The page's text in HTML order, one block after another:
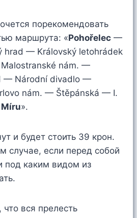
порекомендовать
маршрута: «Pohořelec —
hrad — Královský letohrádek
nám. —
— Národní divadlo —
nám. — Štěpánská — I.
Míru».
и будет стоить 39 крон.
случае, если перед собой
под каким видом из
вся прелесть